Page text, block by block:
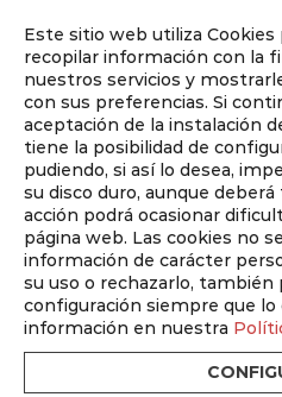
Este sitio web utiliza
recopilar información con la
nuestros servicios y
con sus preferencias. Si
aceptación de la instalación
tiene la posibilidad de
pudiendo, si así lo desea,
su disco duro, aunque
acción podrá ocasionar
página web. Las cookies no
información de carácter
su uso o rechazarlo, también
configuración siempre que lo
información en nuestra
ABM CERCANIAS
Nº 3 Diciembre 2025
Volver
LA NAVIDAD